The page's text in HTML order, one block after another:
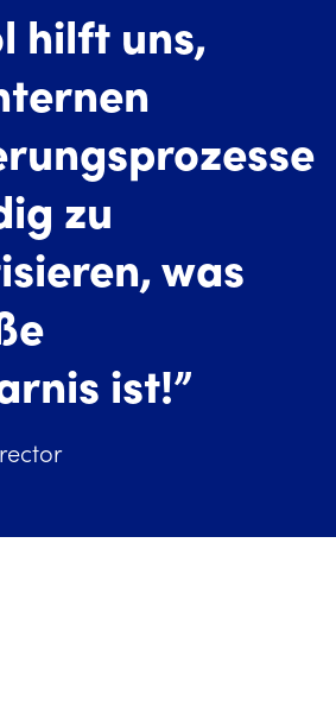
hilft uns,
zu
was
ist!”